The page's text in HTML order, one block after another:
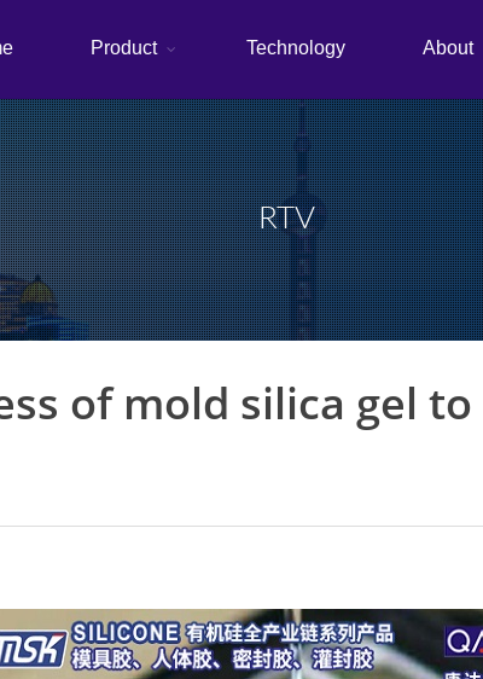
Product Technology About
RTV
of mold silica gel